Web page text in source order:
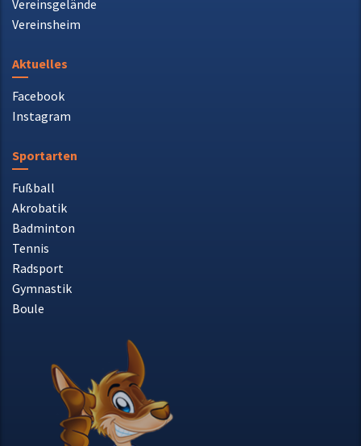
Ehrenrat
Chronik
Vereinsheim
Aktuelles
Instagram
Sportarten
Fußball
Akrobatik
Badminton
Tennis
Radsport